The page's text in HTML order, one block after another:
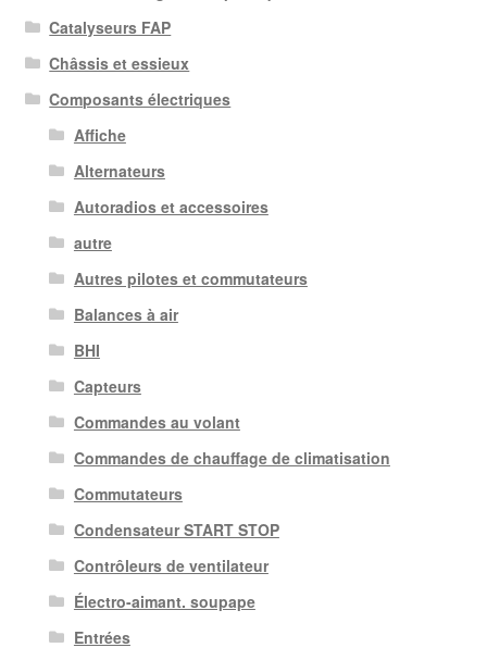
Catalyseurs FAP
Châssis et essieux
Composants électriques
Affiche
Alternateurs
Autoradios et accessoires
autre
Autres pilotes et commutateurs
Balances à air
BHI
Capteurs
Commandes au volant
Commandes de chauffage de climatisation
Commutateurs
Condensateur START STOP
Contrôleurs de ventilateur
Électro-aimant. soupape
Entrées